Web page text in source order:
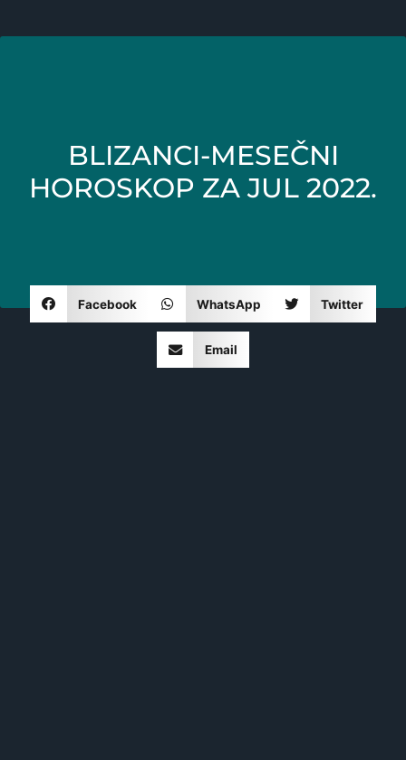
BLIZANCI-MESEČNI
HOROSKOP ZA JUL 2022.
Facebook WhatsApp Twitter
Email